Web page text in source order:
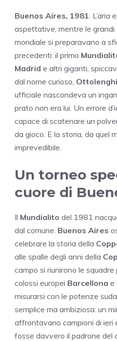
Buenos Aires, 1981 .
aspettative, mentre le grandi
mondiale si preparavano a
precedenti: il primo
Madrid e altri giganti,
dal nome curioso, Ottolenghi
ufficiale nascondeva un
prato non era lui. Un errore
capace di scatenare un
da gioco. E la storia, da quel
imprevedibile.
Un torneo
cuore di
Il Mundialito del 1981
dal comune. Buenos Aires
celebrare la storia della
alle spalle degli anni della
campo si riunirono le squadre
colossi europei Barcellona e
misurarsi con le potenze
semplice ma ambiziosa: un
affrontavano campioni di ieri
fosse davvero il padrone del